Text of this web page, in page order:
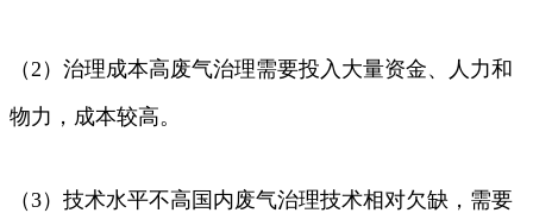
（2）治理成本高废气治理需要投入大量资金、人力和
物力，成本较高。
（3）技术水平不高国内废气治理技术相对欠缺，需要